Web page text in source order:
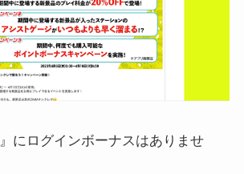
』にログインボーナスはありませ